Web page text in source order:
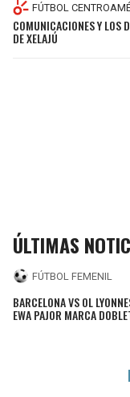
FÚTBOL
COMUNICACIONES Y LOS
DE XELAJÚ
ÚLTIMAS
FÚTBOL FEMENIL
BARCELONA VS OL
EWA PAJOR MARCA